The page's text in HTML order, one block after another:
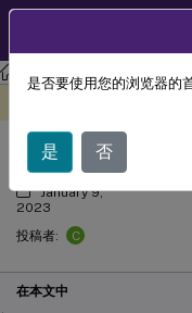
Profile Management
检查 Profile
January 9,
2023
投稿者:
C
在本文中
是否要使用您的浏览器的
是 否